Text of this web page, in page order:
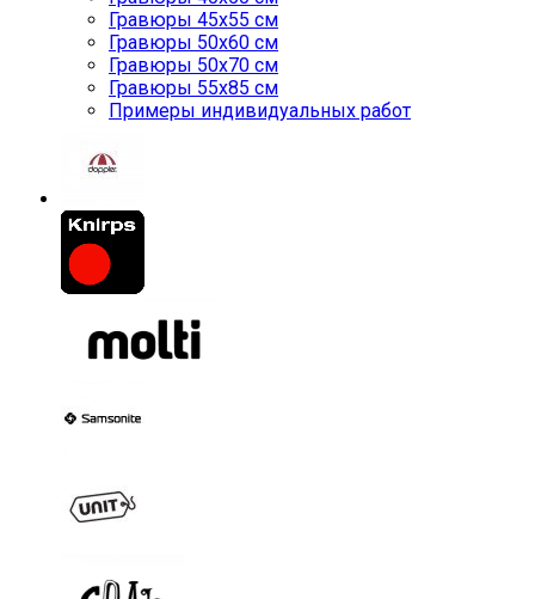
Гравюры 45x55 см
Гравюры 50x60 см
Гравюры 50x70 см
Гравюры 55x85 см
Примеры индивидуальных работ